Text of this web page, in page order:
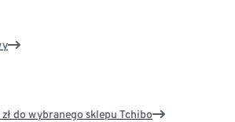
do wybranego sklepu Tchibo